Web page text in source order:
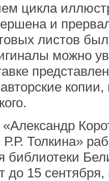
цикла
и
листов
можно
Толкина»
библиотеки
до 15